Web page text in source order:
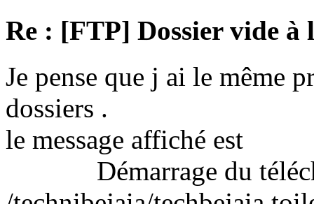
Re : [FTP] Dossier vide à
Je pense que j ai le même
dossiers .
le message affiché est
Démarrage du